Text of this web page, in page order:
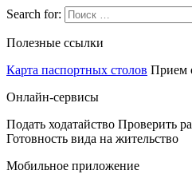
Search for:
Полезные ссылки
Карта паспортных столов Прием
Онлайн-сервисы
Подать ходатайство Проверить
Готовность вида на жительство
Мобильное приложение